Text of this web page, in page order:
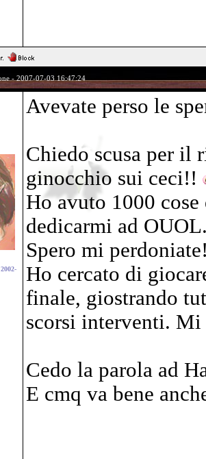
- 2007-07-03 16:47:24
Avevate perso le
Chiedo scusa per il
ginocchio sui ceci!!
Ho avuto 1000
dedicarmi ad
Spero mi
Ho cercato di
finale, giostrando
scorsi interventi.
Cedo la parola ad
E cmq va bene